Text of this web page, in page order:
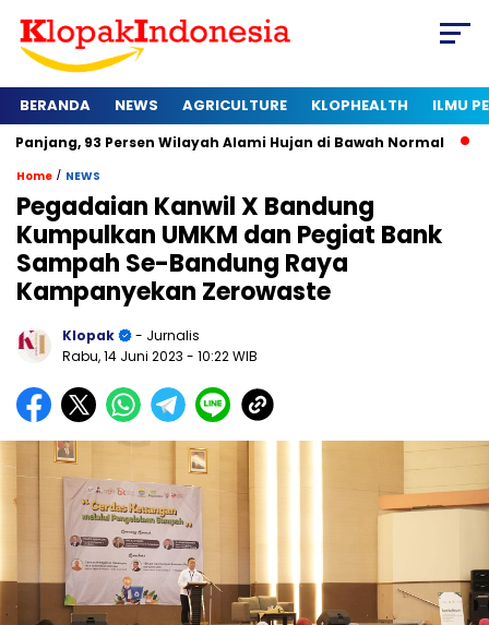
BERANDA NEWS AGRICULTURE KLOPHEALTH ILMU
Persen Wilayah Alami Hujan di Bawah Normal Kapan
Home / NEWS
Pegadaian Kanwil X Bandung
Kumpulkan UMKM dan Pegiat Bank
Sampah Se-Bandung Raya
Kampanyekan Zerowaste
Klopak
- Jurnalis
Rabu, 14 Juni 2023 - 10:22 WIB